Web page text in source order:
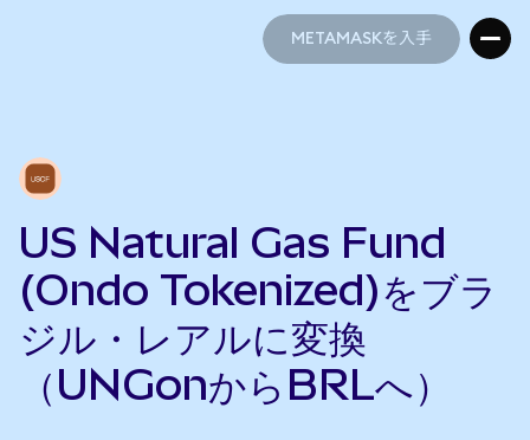
METAMASKを入手
US Natural Gas Fund
(Ondo Tokenized)をブラ
ジル・レアルに変換
（UNGonからBRLへ）